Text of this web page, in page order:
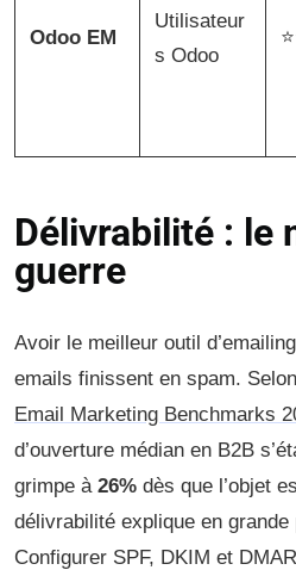
Odoo EM
Utilisateur
s Odoo
Délivrabilité : le
guerre
Avoir le meilleur outil
emails finissent en spam.
Email Marketing Benchmarks
d’ouverture médian en B2B
grimpe à 26% dès que l’objet
délivrabilité explique en
Configurer SPF, DKIM et